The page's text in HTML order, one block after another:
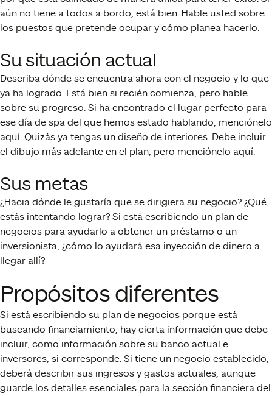
aún no tiene a todos a bordo, está bien. Hable usted sobre
los puestos que pretende ocupar y cómo planea hacerlo.
Su situación actual
Describa dónde se encuentra ahora con el negocio y lo que
ya ha logrado. Está bien si recién comienza, pero hable
sobre su progreso. Si ha encontrado el lugar perfecto para
ese día de spa del que hemos estado hablando, menciónelo
aquí. Quizás ya tengas un diseño de interiores. Debe incluir
el dibujo más adelante en el plan, pero menciónelo aquí.
Sus metas
¿Hacia dónde le gustaría que se dirigiera su negocio? ¿Qué
estás intentando lograr? Si está escribiendo un plan de
negocios para ayudarlo a obtener un préstamo o un
inversionista, ¿cómo lo ayudará esa inyección de dinero a
llegar allí?
Propósitos diferentes
Si está escribiendo su plan de negocios porque está
buscando financiamiento, hay cierta información que debe
incluir, como información sobre su banco actual e
inversores, si corresponde. Si tiene un negocio establecido,
deberá describir sus ingresos y gastos actuales, aunque
guarde los detalles esenciales para la sección financiera del